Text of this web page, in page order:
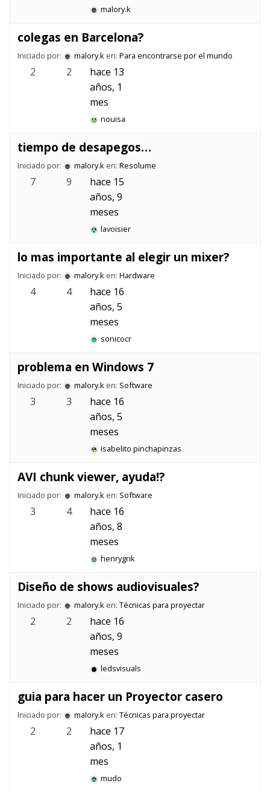
malory.k
colegas en Barcelona?
Iniciado por: malory.k en: Para encontrarse por el mundo
2 2
hace 13
años, 1
mes
nouisa
tiempo de desapegos…
Iniciado por: malory.k en: Resolume
7 9
hace 15
años, 9
meses
lavoisier
lo mas importante al elegir un mixer?
Iniciado por: malory.k en: Hardware
4 4
hace 16
años, 5
meses
sonicocr
problema en Windows 7
Iniciado por: malory.k en: Software
3 3
hace 16
años, 5
meses
isabelito pinchapinzas
AVI chunk viewer, ayuda!?
Iniciado por: malory.k en: Software
3 4
hace 16
años, 8
meses
henrygrik
Diseño de shows audiovisuales?
Iniciado por: malory.k en: Técnicas para proyectar
2 2
hace 16
años, 9
meses
ledsvisuals
guia para hacer un Proyector casero
Iniciado por: malory.k en: Técnicas para proyectar
2 2
hace 17
años, 1
mes
mudo